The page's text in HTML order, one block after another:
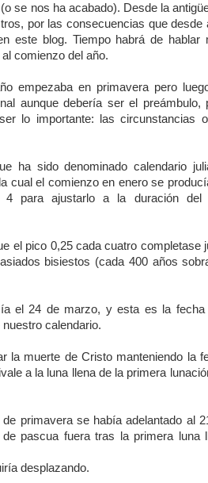
se nos ha acabado). Desde la
por las consecuencias que desde
este blog. Tiempo habrá de hablar
comienzo del año.
empezaba en primavera pero
aunque debería ser el preámbulo,
lo importante: las circunstancias
ha sido denominado calendario
cual el comienzo en enero se
4 para ajustarlo a la duración del
el pico 0,25 cada cuatro completase
bisiestos (cada 400 años
el 24 de marzo, y esta es la fecha
calendario.
la muerte de Cristo manteniendo la
a la luna llena de la primera
primavera se había adelantado al
pascua fuera tras la primera luna
desplazando.